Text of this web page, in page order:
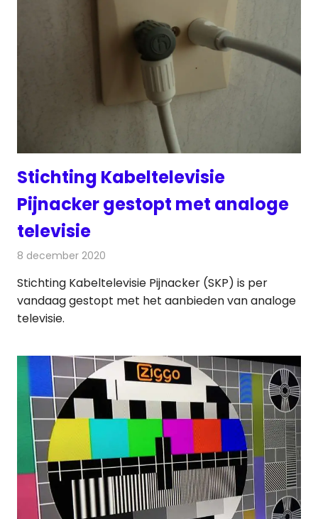
Stichting Kabeltelevisie
Pijnacker gestopt met analoge
televisie
8 december 2020
Stichting Kabeltelevisie Pijnacker (SKP) is per
vandaag gestopt met het aanbieden van analoge
televisie.